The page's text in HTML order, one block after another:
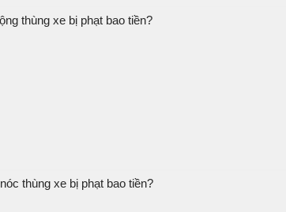
thùng xe bị phạt bao tiền?
thùng xe bị phạt bao tiền?